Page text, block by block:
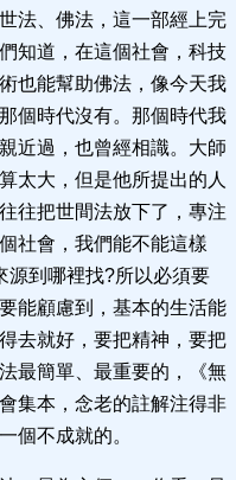
法、佛法，這一部經上完
知道，在這個社會，科技
也能幫助佛法，像今天我
個時代沒有。那個時代我
近過，也曾經相識。大師
太大，但是他所提出的人
往把世間法放下了，專注
社會，我們能不能這樣
源到哪裡找?所以必須要
能顧慮到，基本的生活能
去就好，要把精神，要把
最簡單、最重要的，《無
集本，念老的註解注得非
個不成就的。